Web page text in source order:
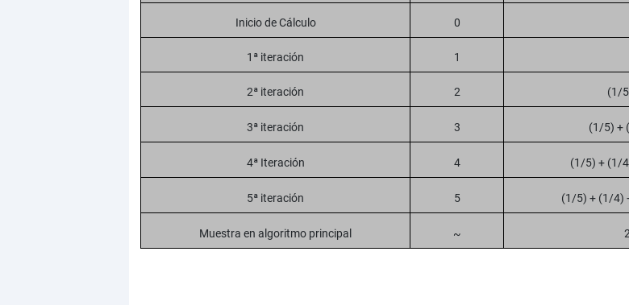
Inicio de Cálculo 0
1ª iteración 1
2ª iteración 2 (1/
3ª iteración 3 (1/5) +
4ª Iteración 4 (1/5) + (1/
5ª iteración 5 (1/5) + (1/4)
Muestra en algoritmo principal ~